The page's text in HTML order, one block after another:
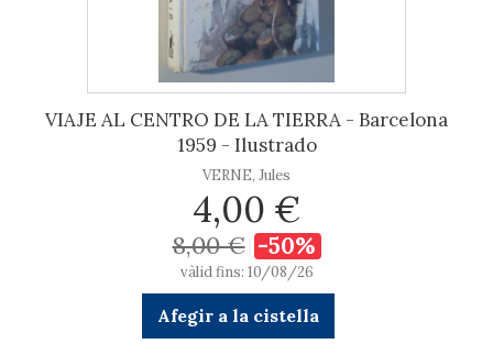
VIAJE AL CENTRO DE LA TIERRA - Barcelona
1959 - Ilustrado
VERNE, Jules
4,00 €
8,00 € -50%
vàlid fins: 10/08/26
Afegir a la cistella